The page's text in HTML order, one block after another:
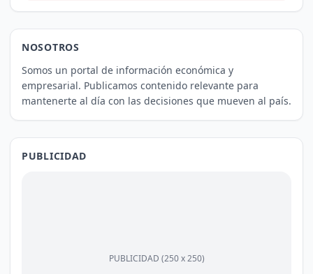
NOSOTROS
Somos un portal de información económica y
empresarial. Publicamos contenido relevante para
mantenerte al día con las decisiones que mueven al país.
PUBLICIDAD
PUBLICIDAD (250 x 250)